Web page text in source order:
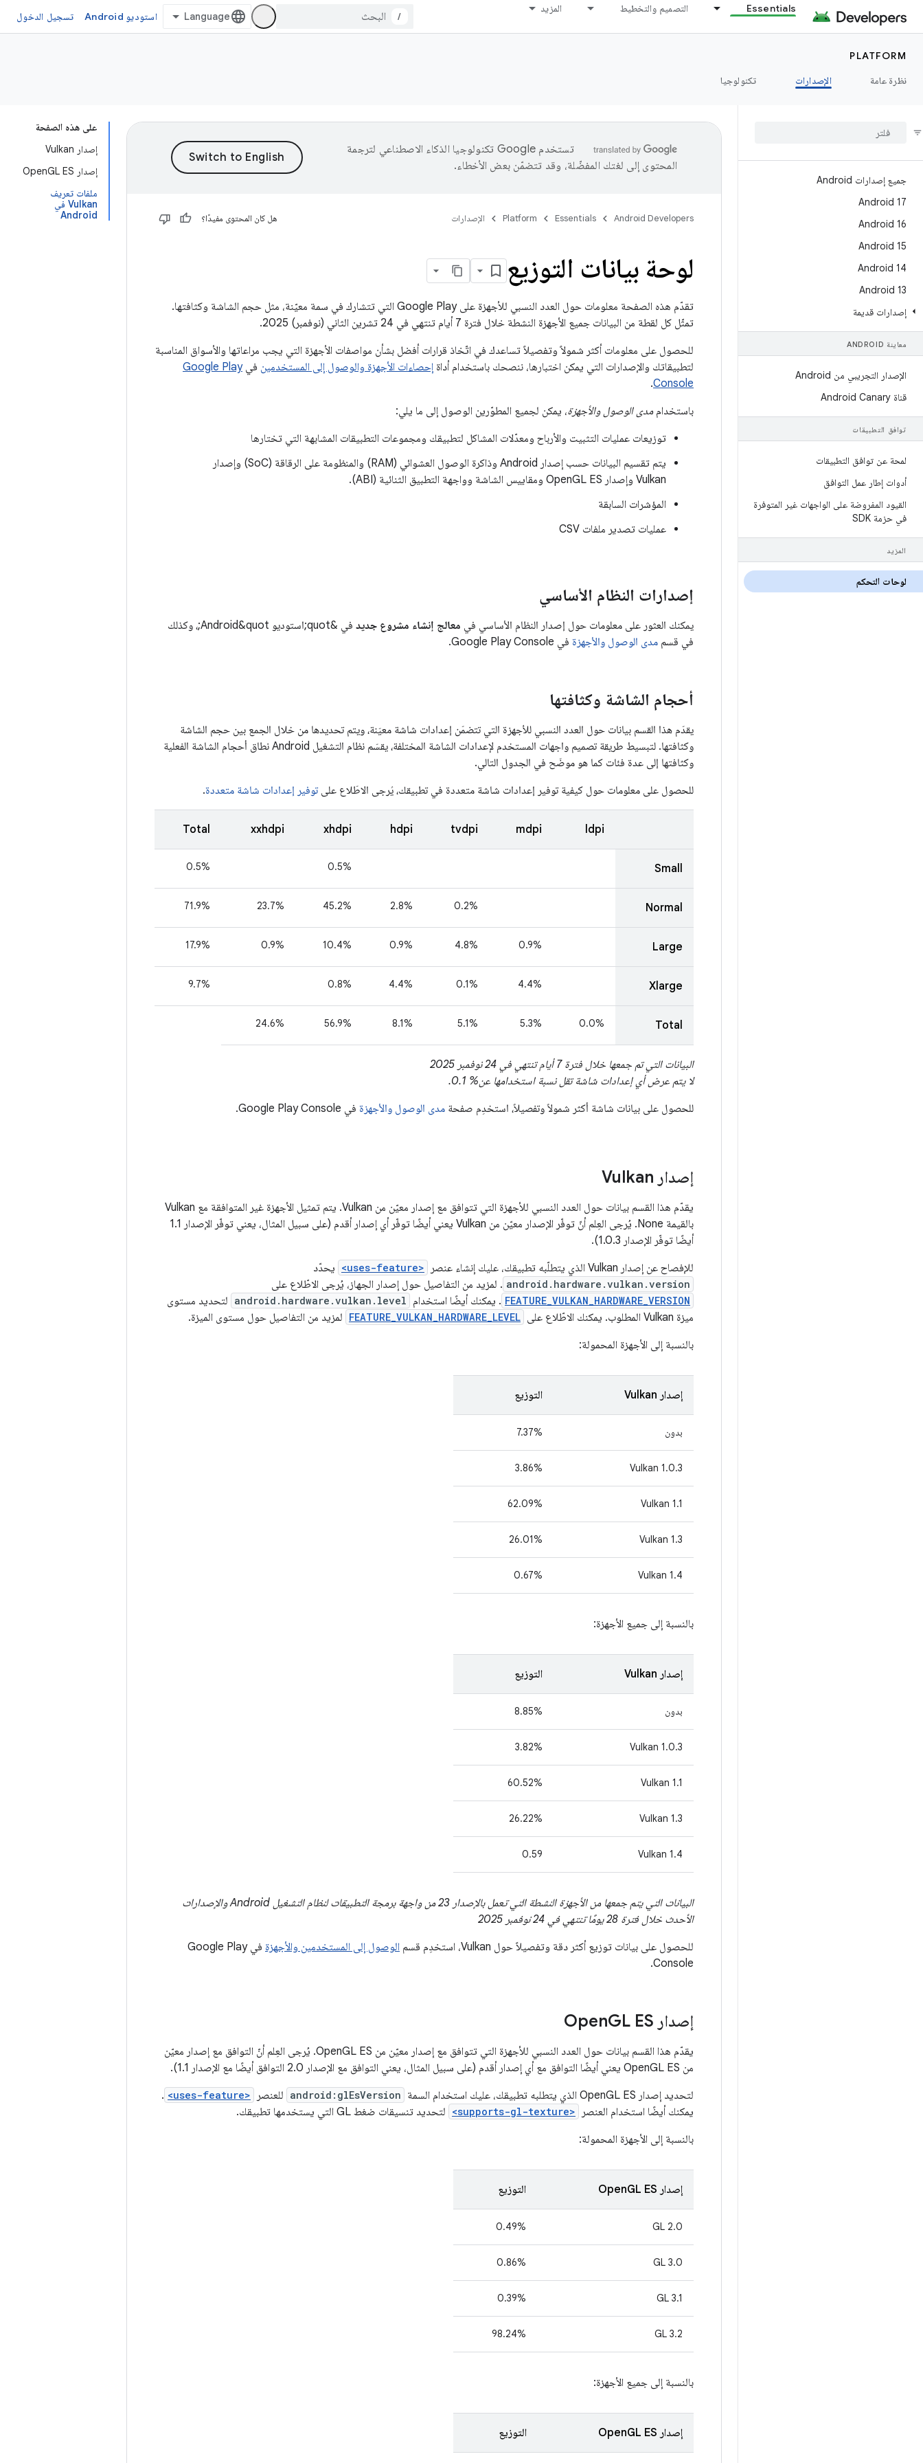
Essentials التصميم والتخطيط المزيد
/ استوديو Android تسجيل الدخول
PLATFORM
نظرة عامة
الإصدارات تكنولوجيا
جميع إصدارات Android
Android 17
Android 16
Android 15
Android 14
Android 13
إصدارات قديمة
معاينة ANDROID
الإصدار التجريبي من Android
قناة Android Canary
توافق التطبيقات
لمحة عن توافق التطبيقات
أدوات إطار عمل التوافق
القيود المفروضة على الواجهات غير المتوفرة
في حزمة SDK
المزيد
لوحات التحكم
على هذه الصفحة
إصدار Vulkan
إصدار OpenGL ES
ملفات تعريف
Vulkan في
Android
تستخدم Google تكنولوجيا الذكاء الاصطناعي لترجمة
المحتوى إلى لغتك المفضّلة، وقد تتضمّن بعض الأخطاء.
Android Developers
Essentials
Platform الإصدارات هل كان المحتوى مفيدًا؟
لوحة بيانات التوزيع
تقدّم هذه الصفحة معلومات حول العدد النسبي للأجهزة على Google Play التي تتشارك في سمة معيّنة، مثل حجم الشاشة وكثافتها.
تمثّل كل لقطة من البيانات جميع الأجهزة النشطة خلال فترة 7 أيام تنتهي في 24 تشرين الثاني (نوفمبر) 2025.
للحصول على معلومات أكثر شمولاً وتفصيلاً تساعدك في اتّخاذ قرارات أفضل بشأن مواصفات الأجهزة التي يجب مراعاتها والأسواق المناسبة
لتطبيقاتك والإصدارات التي يمكن اختبارها، ننصحك باستخدام أداة إحصاءات الأجهزة والوصول إلى المستخدمين فيGoogle Play
Console
.
باستخدام مدى الوصول والأجهزة، يمكن لجميع المطوّرين الوصول إلى ما يلي:
توزيعات عمليات التثبيت والأرباح ومعدّلات المشاكل لتطبيقك ومجموعات التطبيقات المشابهة التي تختارها
يتم تقسيم البيانات حسب إصدار Android وذاكرة الوصول العشوائي (RAM) والمنظومة على الرقاقة (SoC) وإصدار
Vulkan وإصدار OpenGL ES ومقاييس الشاشة وواجهة التطبيق الثنائية (ABI).
المؤشرات السابقة
عمليات تصدير ملفات CSV
إصدار Vulkan
يقدّم هذا القسم بيانات حول العدد النسبي للأجهزة التي تتوافق مع إصدار معيّن من Vulkan. يتم تمثيل الأجهزة غير المتوافقة مع Vulkan
بالقيمة None. يُرجى العِلم أنّ توفّر الإصدار معيّن من Vulkan يعني أيضًا توفّر أي إصدار أقدم (على سبيل المثال، يعني توفّر الإصدار 1.1
أيضًا توفّر الإصدار 1.0.3).
للإفصاح عن إصدار Vulkan الذي يتطلّبه تطبيقك، عليك إنشاء عنصر
<uses-feature> يحدّد
android.hardware.vulkan.version . لمزيد من التفاصيل حول إصدار الجهاز، يُرجى الاطّلاع على
FEATURE_VULKAN_HARDWARE_VERSION . يمكنك أيضًا استخدام android.hardware.vulkan.level لتحديد مستوى
ميزة Vulkan المطلوب. يمكنك الاطّلاع على
FEATURE_VULKAN_HARDWARE_LEVEL لمزيد من التفاصيل حول مستوى الميزة.
بالنسبة إلى الأجهزة المحمولة:
إصدار Vulkan التوزيع
بدون 7.37%
‫Vulkan 1.0.3
‫3.86%
Vulkan 1.1
‫62.09%
‫Vulkan 1.3
26.01%
‫Vulkan 1.4
‫0.67%
بالنسبة إلى جميع الأجهزة:
إصدار Vulkan التوزيع
بدون 8.85%
‫Vulkan 1.0.3
3.82%
‫Vulkan 1.1
60.52%
‫Vulkan 1.3
26.22%
‫Vulkan 1.4
0.59
البيانات التي يتم جمعها من الأجهزة النشطة التي تعمل بالإصدار 23 من واجهة برمجة التطبيقات لنظام التشغيل Android والإصدارات
الأحدث خلال فترة 28 يومًا تنتهي في 24 نوفمبر 2025
للحصول على بيانات توزيع أكثر دقة وتفصيلاً حول Vulkan، استخدِم قسم
الوصول إلى المستخدمين والأجهزة
في Google Play
Console.
إصدار Open GL ES
يقدّم هذا القسم بيانات حول العدد النسبي للأجهزة التي تتوافق مع إصدار معيّن من OpenGL ES. يُرجى العِلم أنّ التوافق مع إصدار معيّن
من OpenGL ES يعني أيضًا التوافق مع أي إصدار أقدم (على سبيل المثال، يعني التوافق مع الإصدار 2.0 التوافق أيضًا مع الإصدار 1.1).
لتحديد إصدار OpenGL ES الذي يتطلبه تطبيقك، عليك استخدام السمة
android:glEsVersion للعنصر <uses-feature>
.
يمكنك أيضًا استخدام العنصر
<supports-gl-texture> لتحديد تنسيقات ضغط GL التي يستخدمها تطبيقك.
بالنسبة إلى الأجهزة المحمولة:
إصدار OpenGL ES التوزيع
GL 2.0
0.49%
GL 3.0
‫0.86%
GL 3.1
0.39%
GL 3.2
‫98.24%
بالنسبة إلى جميع الأجهزة:
إصدار OpenGL ES التوزيع